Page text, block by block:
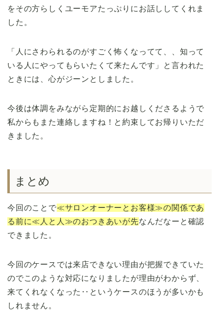
をその方らしくユーモアたっぷりにお話ししてくれま
した。
「人にさわられるのがすごく怖くなってて、、知って
いる人にやってもらいたくて来たんです」と言われた
ときには、心がジーンとしました。
今後は体調をみながら定期的にお越しくださるようで
私からもまた連絡しますね！と約束してお帰りいただ
きました。
まとめ
今回のことで≪サロンオーナーとお客様≫の関係であ
る前に≪人と人≫のおつきあいが先なんだなーと確認
できました。
今回のケースでは来店できない理由が把握できていた
のでこのような対応になりましたが理由がわからず、
来てくれなくなった‥というケースのほうが多いかも
しれません。